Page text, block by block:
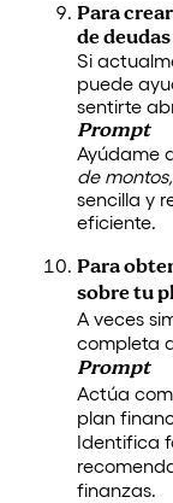
Para
de deudas
Si
puede
sentirte
Prompt
Ayúdame
de
sencilla y
eficiente.
Para
sobre tu
A veces
completa
Prompt
Actúa
plan
Identifica
finanzas.